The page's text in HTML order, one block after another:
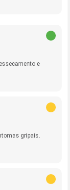
e
gripais.